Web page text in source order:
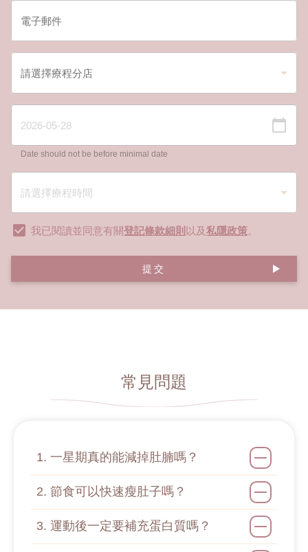
Date should not be before minimal date
我已閱讀並同意有關登記條款細則 以及私隱政策。
提交
常見問題
1. 一星期真的能減掉肚腩嗎？
2. 節食可以快速瘦肚子嗎？
3. 運動後一定要補充蛋白質嗎？